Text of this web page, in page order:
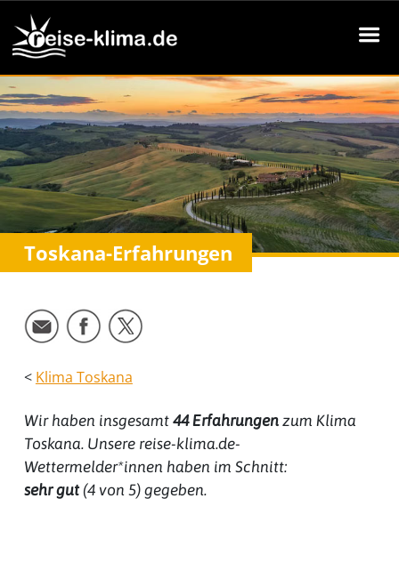
Toskana-Erfahrungen
< Klima Toskana
Wir haben insgesamt 44Erfahrungenzum Klima
Toskana. Unsere reise-klima.de-
Wettermelder*innen haben im Schnitt:
sehr gut(4von 5) gegeben.